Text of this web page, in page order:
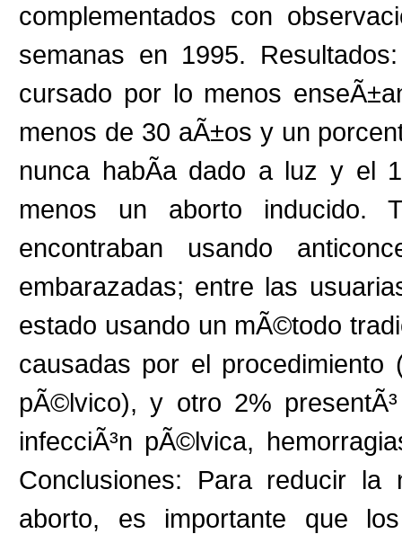
complementados con
semanas en 1995.
cursado por lo menos
menos de 30 aÃ±os y un
nunca habÃ­a dado a luz y el
menos un aborto inducido.
encontraban usando
embarazadas; entre las
estado usando un mÃ©todo
causadas por el
pÃ©lvico), y otro 2%
infecciÃ³n pÃ©lvica,
Conclusiones: Para reducir
aborto, es importante que